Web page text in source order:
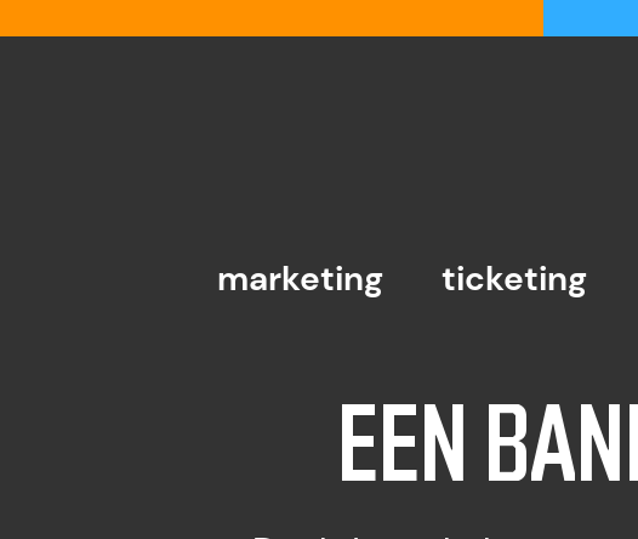
marketing ticketing
EEN